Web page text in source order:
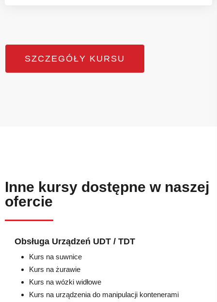
SZCZEGÓŁY KURSU
Inne kursy dostępne w naszej
ofercie
Obsługa Urządzeń UDT / TDT
Kurs na suwnice
Kurs na żurawie
Kurs na wózki widłowe
Kurs na urządzenia do manipulacji kontenerami